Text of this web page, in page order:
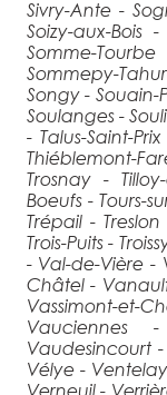
Sivry-Ante -
Soizy-aux-Bois
Somme-
Sommepy-
Songy - Souain-
Soulanges -
- Talus-Saint-
Thiéblemont-
Trosnay -
Boeufs - Tours-
Trépail -
Trois-Puits -
- Val-de-Vière -
Châtel -
Vassimont-et-
Vaudesincourt
Vélye -
Verneuil -